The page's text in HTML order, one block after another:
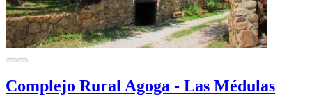
Complejo Rural Agoga - Las Médulas